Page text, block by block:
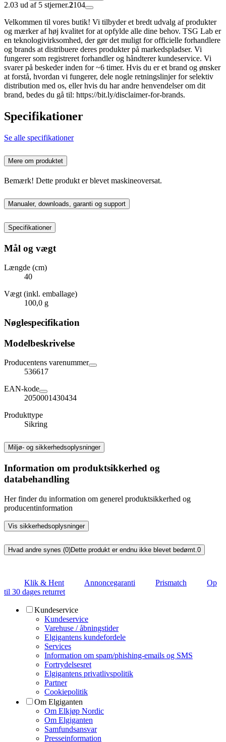
2.03 ud af 5 stjerner.2104
Velkommen til vores butik! Vi tilbyder et bredt udvalg af produkter
og mærker af høj kvalitet for at opfylde alle dine behov. TSG Lab er
en teknologivirksomhed, der gør det muligt for officielle forhandlere
og brands at distribuere deres produkter på markedspladser. Vi
fungerer som registreret forhandler og håndterer kundeservice. Vi
svarer på beskeder inden for ~6 timer. Hvis du er et brand og ønsker
at forstå, hvordan vi fungerer, dele nogle retningslinjer for selektiv
distribution med os, eller hvis du har andre henvendelser om dit
brand, bedes du gå til: https://bit.ly/disclaimer-for-brands.
Specifikationer
Se alle specifikationer
Mere om produktet
Bemærk! Dette produkt er blevet maskineoversat.
Manualer, downloads, garanti og support
Specifikationer
Mål og vægt
Længde (cm)
40
Vægt (inkl. emballage)
100,0 g
Nøglespecifikation
Modelbeskrivelse
Producentens varenummer
536617
EAN-kode
2050001430434
Produkttype
Sikring
Miljø- og sikkerhedsoplysninger
Information om produktsikkerhed og
databehandling
Her finder du information om generel produktsikkerhed og
producentinformation
Vis sikkerhedsoplysninger
Hvad andre synes (0)Dette produkt er endnu ikke blevet bedømt. 0
Klik & Hent Annoncegaranti Prismatch
Op
til 30 dages returret
Kundeservice
Kundeservice
Varehuse / åbningstider
Elgigantens kundefordele
Services
Information om spam/phishing-emails og SMS
Fortrydelsesret
Elgigantens privatlivspolitik
Partner
Cookiepolitik
Om Elgiganten
Om Elkjøp Nordic
Om Elgiganten
Samfundsansvar
Presseinformation